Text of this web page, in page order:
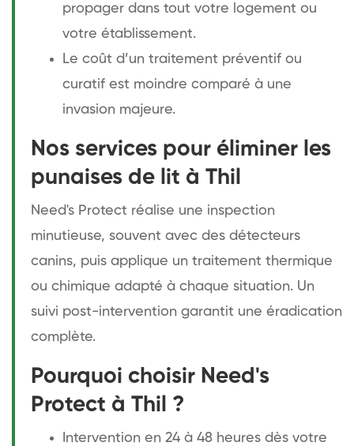
propager dans tout votre logement ou
votre établissement.
Le coût d’un traitement préventif ou
curatif est moindre comparé à une
invasion majeure.
Nos services pour éliminer les
punaises de lit à Thil
Need's Protect réalise une inspection
minutieuse, souvent avec des détecteurs
canins, puis applique un traitement thermique
ou chimique adapté à chaque situation. Un
suivi post-intervention garantit une éradication
complète.
Pourquoi choisir Need's
Protect à Thil ?
Intervention en 24 à 48 heures dès votre